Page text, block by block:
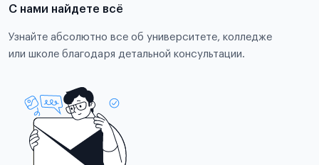
С нами найдете всё
Узнайте абсолютно все об университете, колледже
или школе благодаря детальной консультации.